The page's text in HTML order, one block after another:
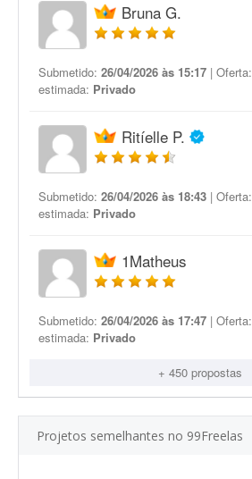
Bruna G.
Submetido: 26/04/2026 às 15:17 | Oferta:
estimada: Privado
Ritíelle P.
Submetido: 26/04/2026 às 18:43 | Oferta:
estimada: Privado
1Matheus
Submetido: 26/04/2026 às 17:47 | Oferta:
estimada: Privado
+ 450 propostas
Projetos semelhantes no 99Freelas